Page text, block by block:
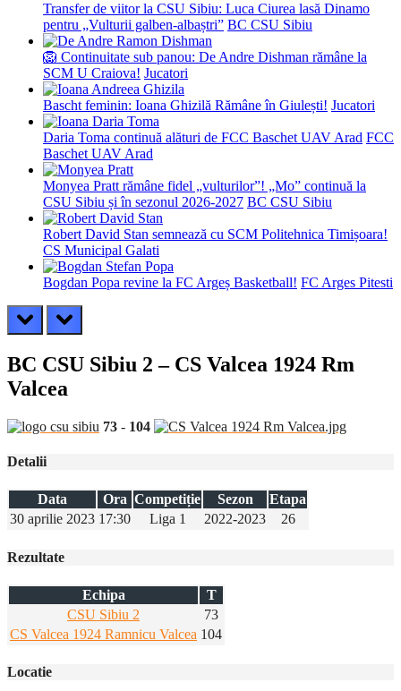
Transfer de viitor la CSU Sibiu: Luca Ciurea lasă Dinamo
pentru „Vulturii galben-albaștri” BC CSU Sibiu
🦁 Continuitate sub panou: De Andre Dishman rămâne la
SCM U Craiova! Jucatori
Bascht feminin: Ioana Ghizilă Rămâne în Giulești! Jucatori
Daria Toma continuă alături de FCC Baschet UAV Arad FCC
Baschet UAV Arad
Monyea Pratt rămâne fidel „vulturilor”! „Mo” continuă la
CSU Sibiu și în sezonul 2026-2027 BC CSU Sibiu
Robert David Stan semnează cu SCM Politehnica Timișoara!
CS Municipal Galati
Bogdan Popa revine la FC Argeș Basketball! FC Arges Pitesti
prev next
BC CSU Sibiu 2 – CS Valcea 1924 Rm
Valcea
73 - 104
Detalii
Data Ora Competiție Sezon
Etapa
30 aprilie 2023 17:30 Liga 1 2022-2023 26
Rezultate
Echipa
T
CSU Sibiu 2
73
CS Valcea 1924 Ramnicu Valcea 104
Locatie